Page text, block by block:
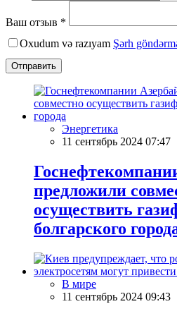
Ваш отзыв *
Oxudum və razıyam Şərh
Отправить
Энергетика
11 сентябрь 2024 07:47
предложили
осуществить
болгарского
В мире
11 сентябрь 2024 09:43